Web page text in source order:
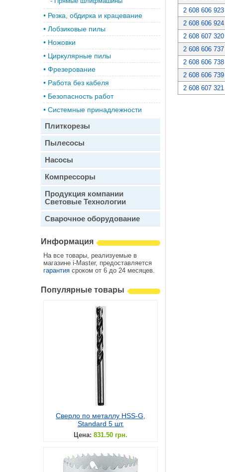
• Резка, обдирка и крацевание
• Лобзиковые пилы
• Ножовки
• Циркулярные пилы
• Фрезерование
• Работа без кабеля
• Безопасность работ
• Системные принадлежности
Плиткорезы
Пылесосы
Насосы
Компрессоры
Продукция компании
Световые Технологии
Сварочное оборудование
Информация
На все товары, реализуемые в
магазине i-Master, предоставляется
гарантия сроком от 6 до 24 месяцев.
Популярные товары
Сверло по металлу HSS-G,
Standard 5 шт.
Цена: 831.50 грн.
2 608 606 923
2 608 606 924
2 608 607 320
2 608 606 737
2 608 606 738
2 608 606 739
2 608 607 321